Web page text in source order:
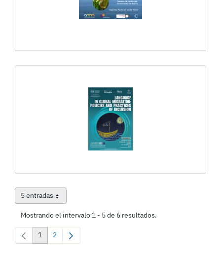
5 entradasPor página
Mostrando el intervalo 1 - 5 de 6 resultados.
Página
1 Página
2